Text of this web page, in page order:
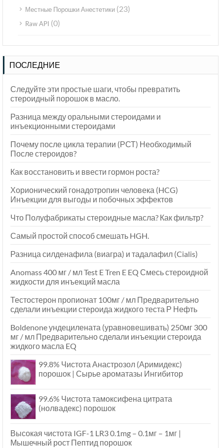
Местные Порошки Анестетики (23)
Raw API (0)
ПОСЛЕДНИЕ
Следуйте эти простые шаги, чтобы превратить
стероидный порошок в масло.
Разница между оральными стероидами и
инъекционными стероидами
Почему после цикла терапии (РСТ) Необходимый
После стероидов?
Как восстановить и ввести гормон роста?
Хорионический гонадотропин человека (HCG)
Инъекции для выгоды и побочных эффектов
Что Полуфабрикаты стероидные масла? Как фильтр?
Самый простой способ смешать HGH.
Разница силденафила (виагра) и тадалафил (Cialis)
Anomass 400 мг / мл Test E Tren E EQ Смесь стероидной
жидкости для инъекций масла
Тестостерон пропионат 100мг / мл Предварительно
сделали инъекции стероида жидкого теста Р Нефть
Boldenone ундецилената (уравновешивать) 250мг 300
мг / мл Предварительно сделали инъекции стероида
жидкого масла EQ
99.8% Чистота Анастрозол (Аримидекс)
порошок | Сырье ароматазы Ингибитор
99.6% Чистота тамоксифена цитрата
(нолвадекс) порошок
Высокая чистота IGF-1 LR3 0.1mg – 0.1мг – 1мг |
Мышечный рост Пептид порошок